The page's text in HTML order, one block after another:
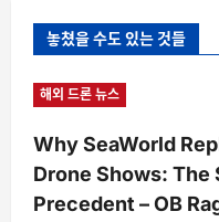
놓쳤을 수도 있는 것들
해외 드론 뉴스
Why SeaWorld
Drone Shows:
Precedent – OB